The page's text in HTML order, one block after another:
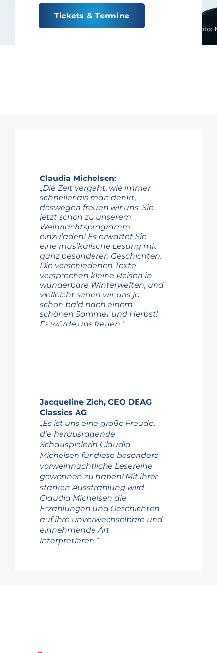
Tickets & Termine
Claudia Michelsen:
„Die Zeit vergeht, wie immer
schneller als man denkt,
deswegen freuen wir uns, Sie
jetzt schon zu unserem
Weihnachtsprogramm
einzuladen! Es erwartet Sie
eine musikalische Lesung mit
ganz besonderen Geschichten.
Die verschiedenen Texte
versprechen kleine Reisen in
wunderbare Winterwelten, und
vielleicht sehen wir uns ja
schon bald nach einem
schönen Sommer und Herbst!
Es würde uns freuen.“
Jacqueline Zich, CEO DEAG
Classics AG
„Es ist uns eine große Freude,
die herausragende
Schauspielerin Claudia
Michelsen für diese besondere
vorweihnachtliche Lesereihe
gewonnen zu haben! Mit ihrer
starken Ausstrahlung wird
Claudia Michelsen die
Erzählungen und Geschichten
auf ihre unverwechselbare und
einnehmende Art
interpretieren.“